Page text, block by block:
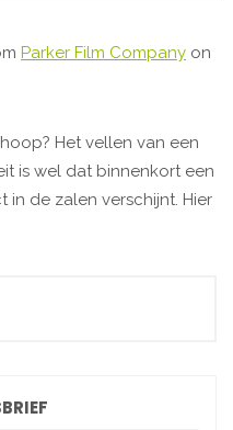
Parker Film Company on
Het vellen van een
is wel dat binnenkort een
in de zalen verschijnt. Hier